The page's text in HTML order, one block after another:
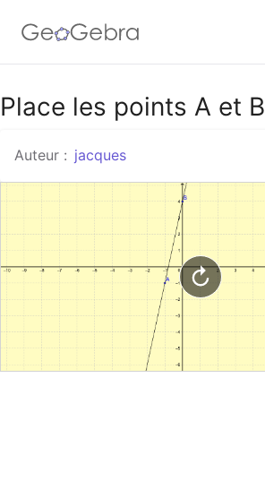
Google Classroom
Classe GeoGebra
Se connecter
Place les points A et B
Auteur : jacques